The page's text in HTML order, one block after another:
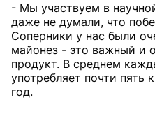
- Мы участвуем в
даже не думали, что
Соперники у нас были
майонез - это важный и
продукт. В среднем
употребляет почти пять
год.